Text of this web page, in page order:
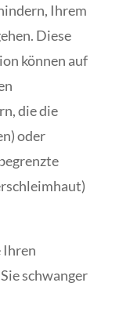
Ihrem
Diese
können auf
die die
oder
Ihren
schwanger